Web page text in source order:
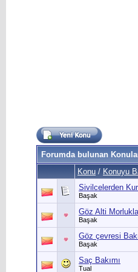
Forumda bulunan
Konu / Konuyu
Sivilcelerden
Başak
Göz Alti
Başak
Göz çevresi
Başak
Saç Bakımı
Tual